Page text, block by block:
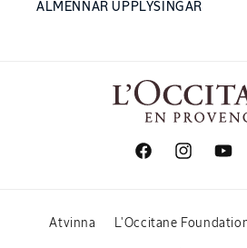
ALMENNAR UPPLÝSINGAR
FacebookInstagram
Atvinna L'Occitane